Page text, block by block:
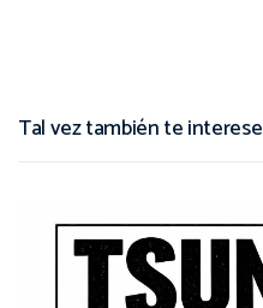
Tal vez también te interese